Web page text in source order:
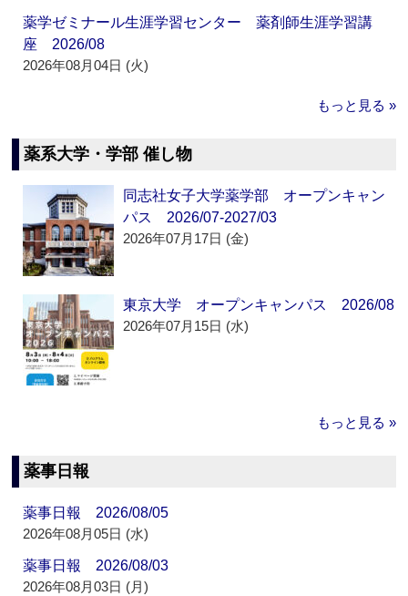
薬学ゼミナール生涯学習センター 薬剤師生涯学習講
座 2026/08
2026年08月04日 (火)
もっと見る »
薬系大学・学部 催し物
同志社女子大学薬学部 オープンキャン
パス 2026/07-2027/03
2026年07月17日 (金)
東京大学 オープンキャンパス 2026/08
2026年07月15日 (水)
もっと見る »
薬事日報
薬事日報 2026/08/05
2026年08月05日 (水)
薬事日報 2026/08/03
2026年08月03日 (月)